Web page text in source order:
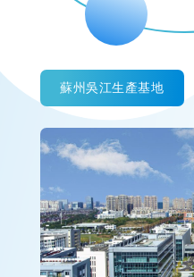
蘇州吳江生產基地